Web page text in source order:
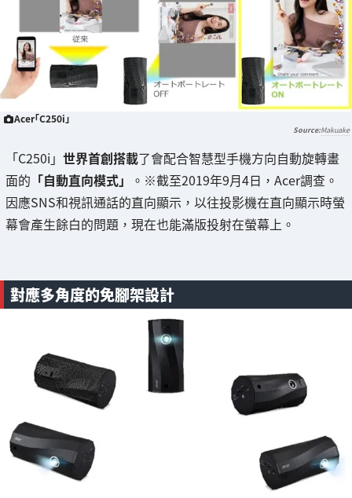
Acer「C250i」
Makuake
「C250i」 世界首創搭載了會配合智慧型手機方向自動旋轉畫
面的 「自動直向模式」
。※截至2019年9月4日，Acer調查。
因應SNS和視訊通話的直向顯示，以往投影機在直向顯示時螢
幕會產生餘白的問題，現在也能滿版投射在螢幕上。
對應多角度的免腳架設計